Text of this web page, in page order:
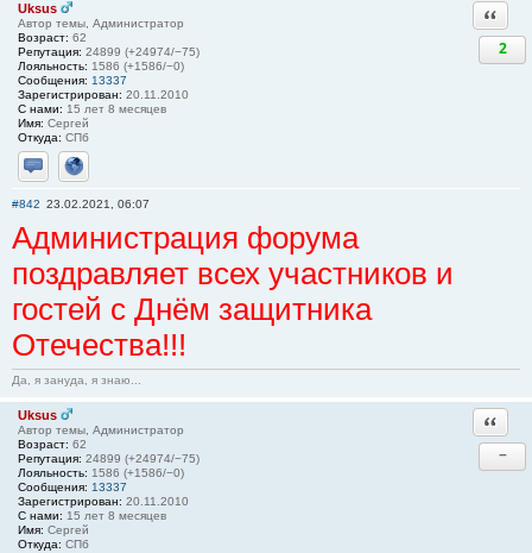
Uksus
Автор темы, Администратор
Возраст: 62
Репутация: 24899 (+24974/−75)
Лояльность: 1586 (+1586/−0)
Сообщения: 13337
Зарегистрирован: 20.11.2010
С нами: 15 лет 8 месяцев
Имя: Сергей
Откуда: СПб
Отправить личное сообщение
Сайт
2
#842 23.02.2021, 06:07
Администрация форума
поздравляет всех участников и
гостей с Днём защитника
Отечества!!!
Да, я зануда, я знаю...
Uksus
Автор темы, Администратор
Возраст: 62
Репутация: 24899 (+24974/−75)
Лояльность: 1586 (+1586/−0)
Сообщения: 13337
Зарегистрирован: 20.11.2010
С нами: 15 лет 8 месяцев
Имя: Сергей
Откуда: СПб
−